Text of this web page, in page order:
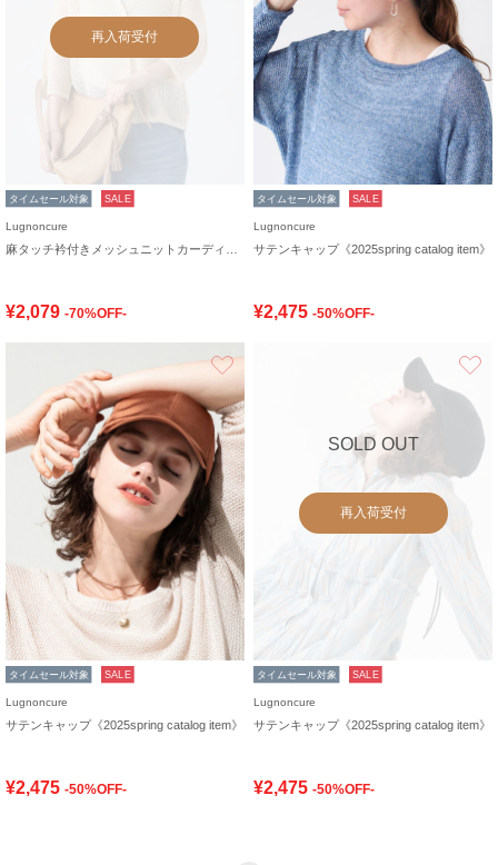
再入荷受付
タイムセール対象 SALE
Lugnoncure
¥2,079 -70%OFF-
タイムセール対象 SALE
Lugnoncure
サテンキャップ《2025spring catalog item》
¥2,475 -50%OFF-
タイムセール対象 SALE
Lugnoncure
サテンキャップ《2025spring catalog item》
¥2,475 -50%OFF-
SOLD OUT
再入荷受付
タイムセール対象 SALE
Lugnoncure
サテンキャップ《2025spring catalog item》
¥2,475 -50%OFF-